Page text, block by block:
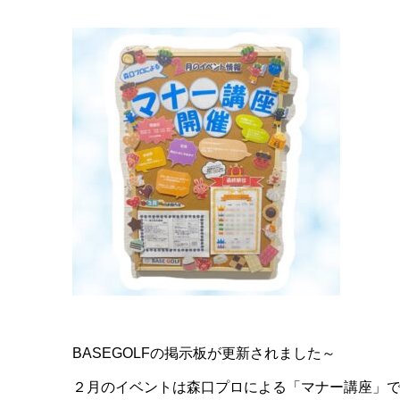
BASEGOLFの掲示板が更新されました～
２月のイベントは森口プロによる「マナー講座」